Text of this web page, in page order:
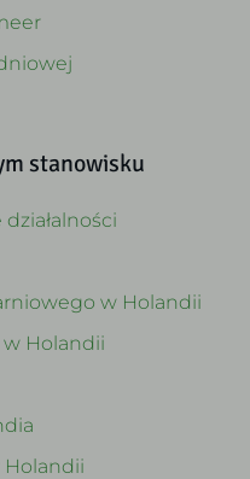
stanowisku
w Holandii
Holandii